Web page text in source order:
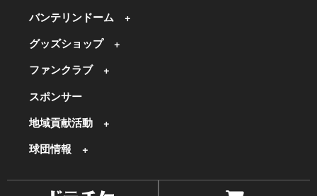
バンテリンドーム
グッズショップ
ファンクラブ
スポンサー
地域貢献活動
球団情報